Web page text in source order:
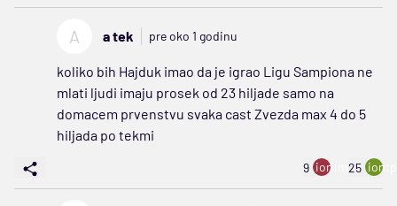
A a tek pre oko 1 godinu
koliko bih Hajduk imao da je igrao Ligu Sampiona ne
mlati ljudi imaju prosek od 23 hiljade samo na
domacem prvenstvu svaka cast Zvezda max 4 do 5
hiljada po tekmi
9 ion:minus
25